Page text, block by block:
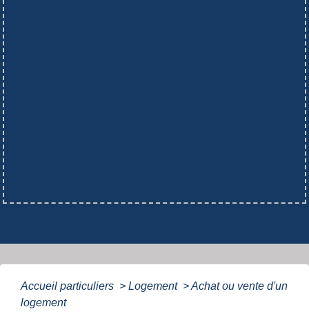
Accueil particuliers > Logement >Achat ou vente d'un
logement